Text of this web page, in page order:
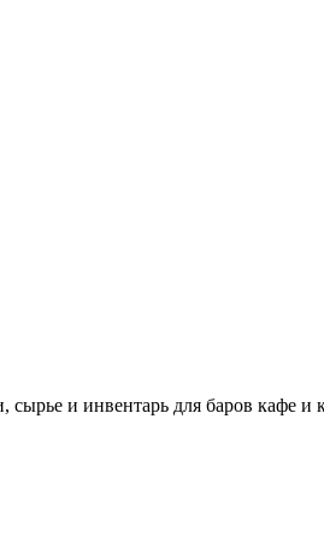
и инвентарь для баров кафе и